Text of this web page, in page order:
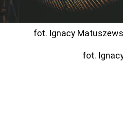
fot. Ignacy
fot.